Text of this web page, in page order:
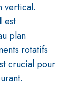
vertical.
est
plan
rotatifs
crucial pour